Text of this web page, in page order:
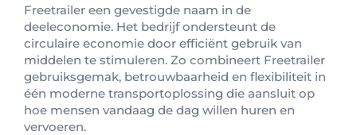
Freetrailer een gevestigde naam in de
deeleconomie. Het bedrijf ondersteunt de
circulaire economie door efficiënt gebruik van
middelen te stimuleren. Zo combineert Freetrailer
gebruiksgemak, betrouwbaarheid en flexibiliteit in
één moderne transportoplossing die aansluit op
hoe mensen vandaag de dag willen huren en
vervoeren.